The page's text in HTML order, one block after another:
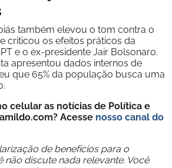
também elevou o tom contra o
criticou os efeitos práticos da
e o ex-presidente Jair Bolsonaro.
apresentou dados internos de
que 65% da população busca uma
celular as notícias de Política e
Acesse nosso canal do
de benefícios para o
não discute nada relevante. Você